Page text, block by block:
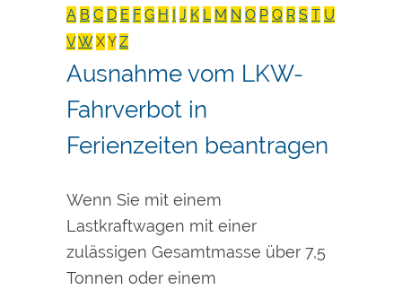
A B C D E F G H I J K L M N O P Q R S T U
VW XY Z
Ausnahme vom LKW-
Fahrverbot in
Ferienzeiten beantragen
Wenn Sie mit einem
Lastkraftwagen mit einer
zulässigen Gesamtmasse über 7,5
Tonnen oder einem